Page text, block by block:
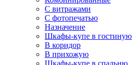
С витражами
С фотопечатью
Назначение
Шкафы-купе в гостиную
В коридор
В прихожую
Шкафы-купе в спальню